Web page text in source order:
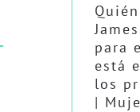
para
está
los
|